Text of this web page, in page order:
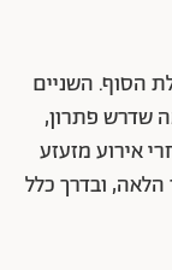
הסוף. השניים
שדרש פתרון,
אירוע מזעזע
ובדרך כלל